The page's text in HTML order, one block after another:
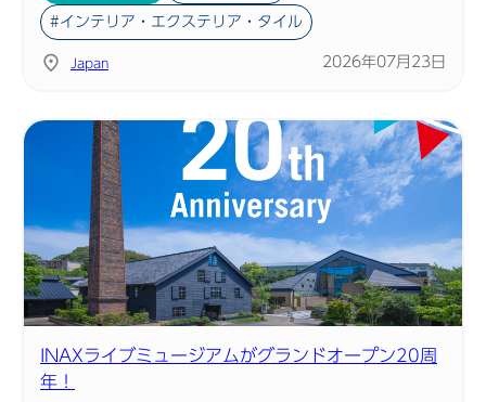
#インテリア・エクステリア・タイル
Japan 2026年07月23日
INAXライブミュージアムがグランドオープン20周
年！